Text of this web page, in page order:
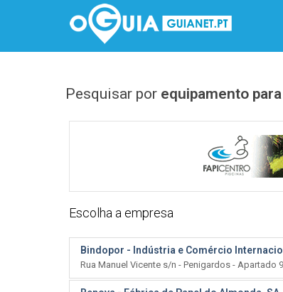
Pesquisar por equipamento
Escolha a empresa
Bindopor - Indústria e Comércio
Rua Manuel Vicente s/n - Penigardos - Apartado